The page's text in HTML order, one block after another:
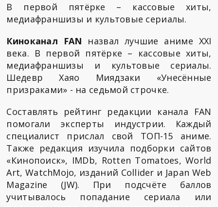
В первой пятёрке – кассовые хиты,
медиафраншизы и культовые сериалы.
Киноканал FAN назвал лучшие аниме XXI
века. В первой пятёрке – кассовые хиты,
медиафраншизы и культовые сериалы.
Шедевр Хаяо Миядзаки «Унесённые
призраками» - на седьмой строчке.
Составлять рейтинг редакции канала FAN
помогали эксперты индустрии. Каждый
специалист прислал свой ТОП-15 аниме.
Также редакция изучила подборки сайтов
«Кинопоиск», IMDb, Rotten Tomatoes, World
Art, WatchMojo, изданий Collider и Japan Web
Magazine (JW). При подсчёте баллов
учитывалось попадание сериала или